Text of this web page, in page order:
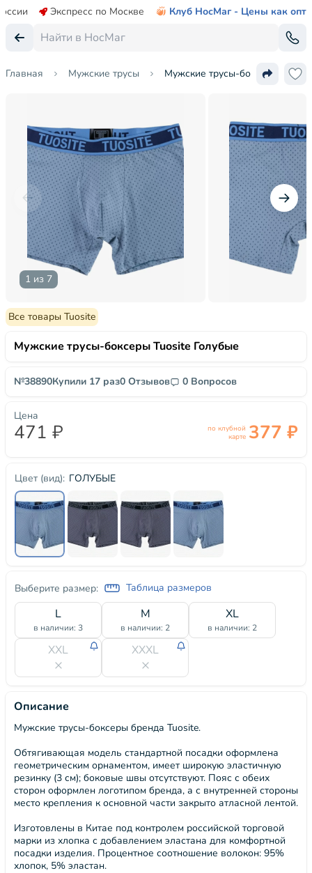
Экспресс по Москве Клуб НосМаг - Цены как опт
Главная Мужские трусы Мужские трусы-боксеры Tuosite
1 из 7
Все товары Tuosite
Мужские трусы-боксеры Tuosite Голубые
№38890Купили 17 раз0 Отзывов 0 Вопросов
Цвет (вид): ГОЛУБЫЕ
Выберите размер: Таблица размеров
L
в наличии: 3
M
в наличии: 2
XL
в наличии: 2
XXL XXXL
Цена
471 ₽
по клубной
карте 377 ₽
Описание
Мужские трусы-боксеры бренда Tuosite.
Обтягивающая модель стандартной посадки оформлена
геометрическим орнаментом, имеет широкую эластичную
резинку (3 см); боковые швы отсутствуют. Пояс с обеих
сторон оформлен логотипом бренда, а с внутренней стороны
место крепления к основной части закрыто атласной лентой.
Изготовлены в Китае под контролем российской торговой
марки из хлопка с добавлением эластана для комфортной
посадки изделия. Процентное соотношение волокон: 95%
хлопок, 5% эластан.